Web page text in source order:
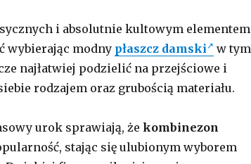
i absolutnie kultowym elementem
wybierając modny płaszcz damski
w tym
najłatwiej podzielić na przejściowe i
rodzajem oraz grubością materiału.
urok sprawiają, że kombinezon
stając się ulubionym wyborem